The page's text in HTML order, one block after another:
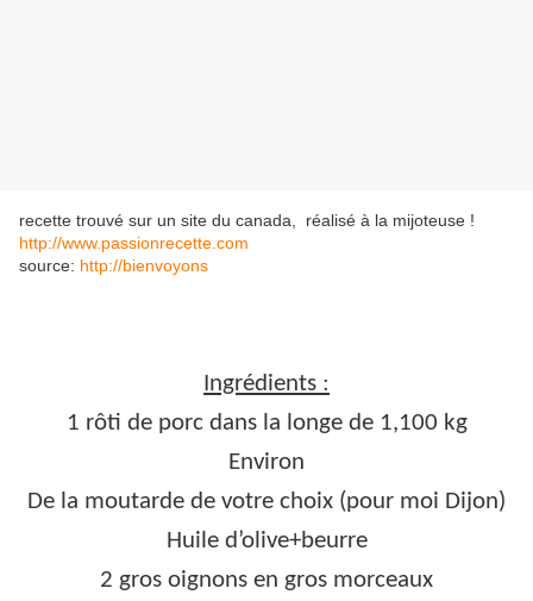
recette trouvé sur un site du canada, réalisé à la mijoteuse !
http://www.passionrecette.com
source: http://bienvoyons
Ingrédients :
1 rôti de porc dans la longe de 1,100 kg
Environ
De la moutarde de votre choix (pour moi Dijon)
Huile d’olive+beurre
2 gros oignons en gros morceaux